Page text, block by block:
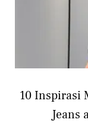
10 Inspirasi
Jeans